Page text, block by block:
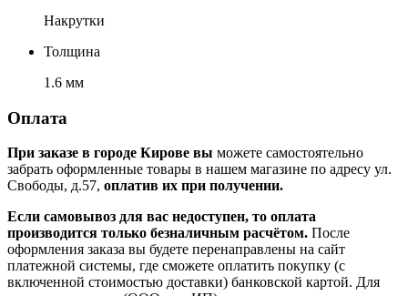
Накрутки
Толщина
1.6 мм
Оплата
При заказе в городе Кирове вы можете самостоятельно
забрать оформленные товары в нашем магазине по адресу ул.
Свободы, д.57, оплатив их при получении.
Если самовывоз для вас недоступен, то оплата
производится только безналичным расчётом. После
оформления заказа вы будете перенаправлены на сайт
платежной системы, где сможете оплатить покупку (с
включенной стоимостью доставки) банковской картой. Для